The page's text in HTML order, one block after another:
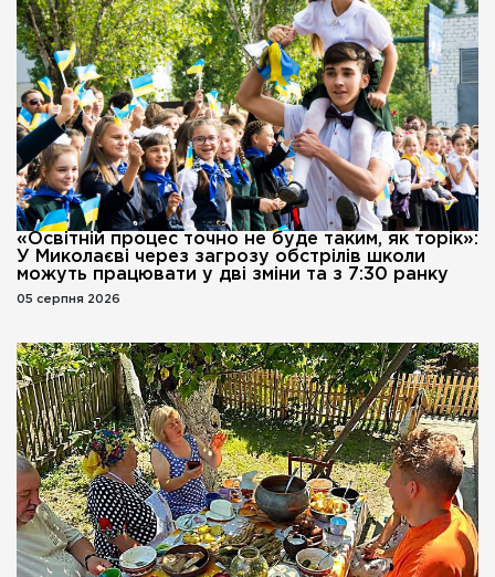
«Освітній процес точно не буде таким, як торік»:
У Миколаєві через загрозу обстрілів школи
можуть працювати у дві зміни та з 7:30 ранку
05 серпня 2026